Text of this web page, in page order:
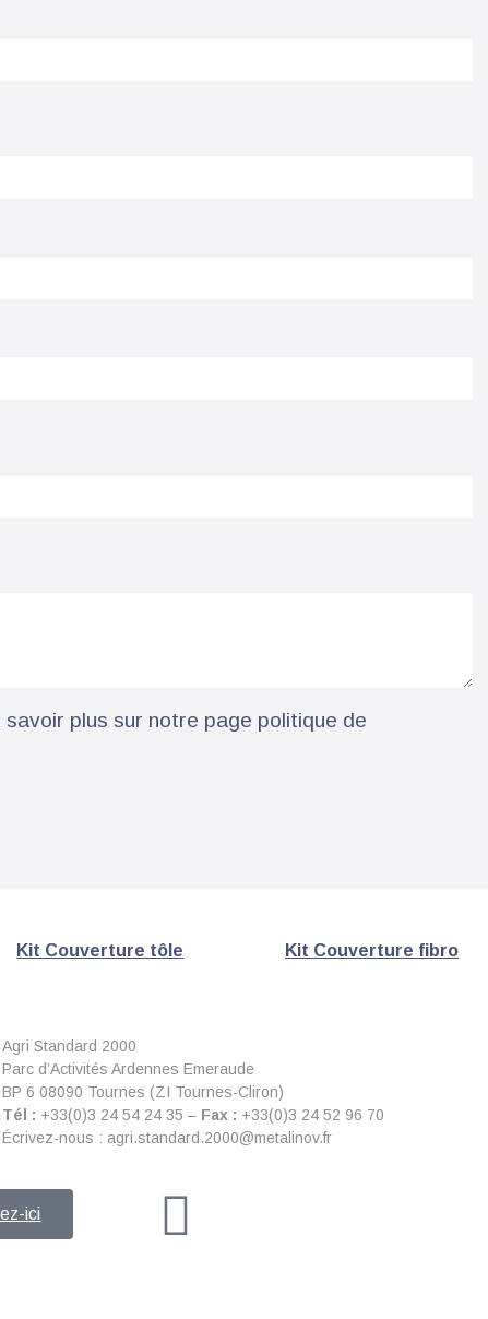
plus sur notre page politique de
Kit Couverture tôle Kit Couverture fibro
Agri Standard 2000
Parc d’Activités Ardennes Emeraude
BP 6 08090 Tournes (ZI Tournes-Cliron)
Tél : +33(0)3 24 54 24 35 – Fax : +33(0)3 24 52 96 70
Écrivez-nous : agri.standard.2000@metalinov.fr
ici